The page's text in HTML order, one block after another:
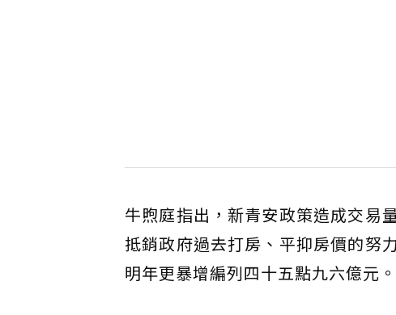
牛煦庭指出，新青安政策造成交易
抵銷政府過去打房、平抑房價的努
明年更暴增編列四十五點九六億元。